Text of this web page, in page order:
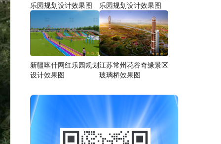
乐园规划设计效果图
乐园规划设计效果图
新疆喀什网红乐园规划
设计效果图
江苏常州花⾕奇缘景区
玻璃桥效果图